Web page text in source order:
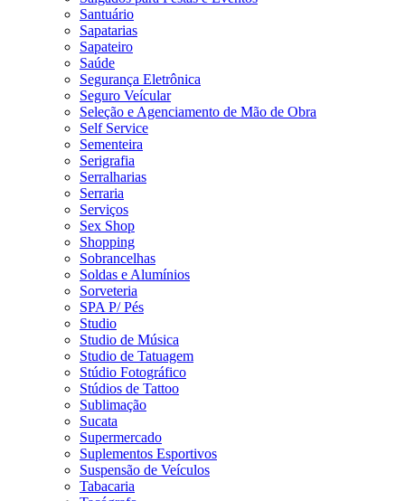
Santuário
Sapatarias
Sapateiro
Saúde
Segurança Eletrônica
Seguro Veícular
Seleção e Agenciamento de Mão de Obra
Self Service
Sementeira
Serigrafia
Serralharias
Serraria
Serviços
Sex Shop
Shopping
Sobrancelhas
Soldas e Alumínios
Sorveteria
SPA P/ Pés
Studio
Studio de Música
Studio de Tatuagem
Stúdio Fotográfico
Stúdios de Tattoo
Sublimação
Sucata
Supermercado
Suplementos Esportivos
Suspensão de Veículos
Tabacaria